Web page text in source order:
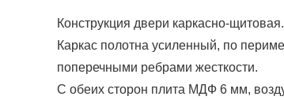
Конструкция двери каркасно-щитовая.
Каркас полотна усиленный, по
поперечными ребрами жесткости.
С обеих сторон плита МДФ 6 мм,